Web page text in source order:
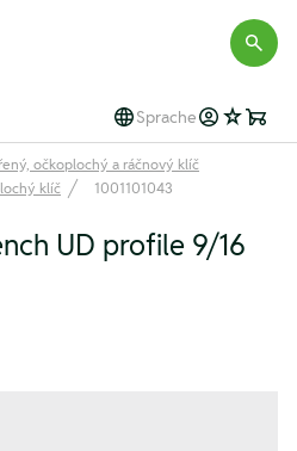
Sprache
očkoplochý a ráčnový klíč
klíč 1001101043
UD profile 9/16